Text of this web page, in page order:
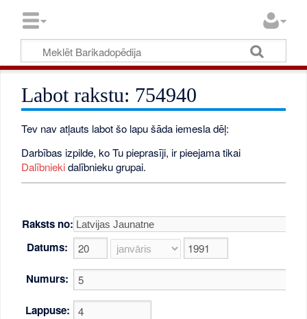
Labot rakstu: 754940
Tev nav atļauts labot šo lapu šāda iemesla dēļ:
Darbības izpilde, ko Tu pieprasīji, ir pieejama tikai
Dalībniekidalībnieku grupai.
Raksts no:
Datums:
Numurs:
Lappuse: